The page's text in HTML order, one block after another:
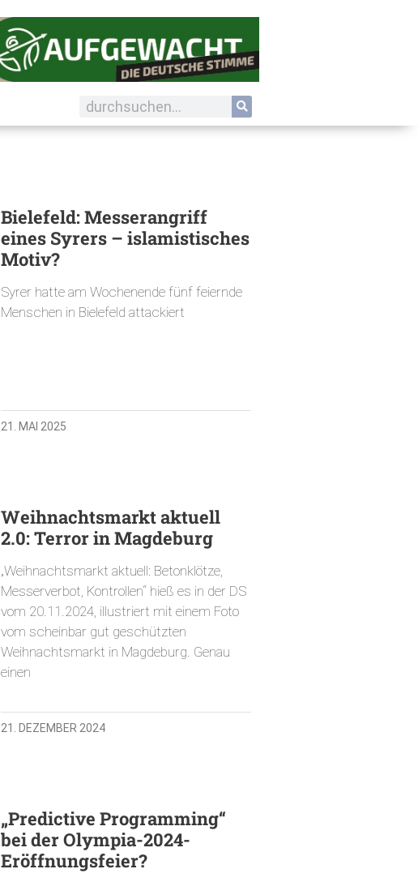
Bielefeld: Messerangriff
eines Syrers – islamistisches
Motiv?
Syrer hatte am Wochenende fünf feiernde
Menschen in Bielefeld attackiert
21. MAI 2025
Weihnachtsmarkt aktuell
2.0: Terror in Magdeburg
„Weihnachtsmarkt aktuell: Betonklötze,
Messerverbot, Kontrollen“ hieß es in der DS
vom 20.11.2024, illustriert mit einem Foto
vom scheinbar gut geschützten
Weihnachtsmarkt in Magdeburg. Genau
einen
21. DEZEMBER 2024
„Predictive Programming“
bei der Olympia-2024-
Eröffnungsfeier?